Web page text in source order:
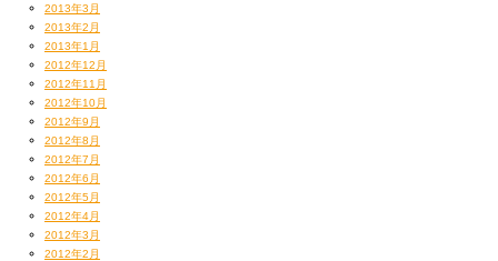
2013年3月
2013年2月
2013年1月
2012年12月
2012年11月
2012年10月
2012年9月
2012年8月
2012年7月
2012年6月
2012年5月
2012年4月
2012年3月
2012年2月